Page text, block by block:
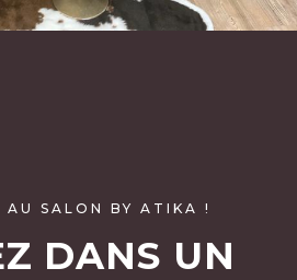
AU SALON BY ATIKA !
DANS UN